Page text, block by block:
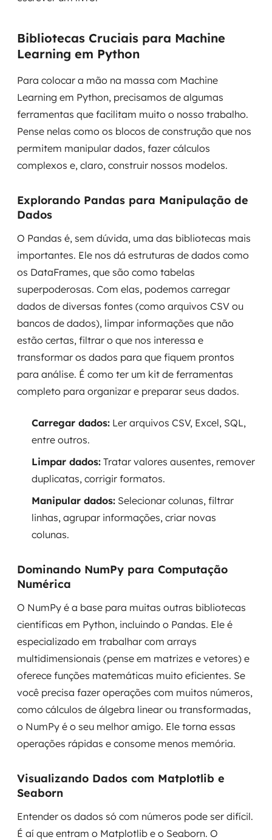
Bibliotecas Cruciais para Machine
Learning em Python
Para colocar a mão na massa com Machine
Learning em Python, precisamos de algumas
ferramentas que facilitam muito o nosso trabalho.
Pense nelas como os blocos de construção que nos
permitem manipular dados, fazer cálculos
complexos e, claro, construir nossos modelos.
Explorando Pandas para Manipulação de
Dados
O Pandas é, sem dúvida, uma das bibliotecas mais
importantes. Ele nos dá estruturas de dados como
os DataFrames, que são como tabelas
superpoderosas. Com elas, podemos carregar
dados de diversas fontes (como arquivos CSV ou
bancos de dados), limpar informações que não
estão certas, filtrar o que nos interessa e
transformar os dados para que fiquem prontos
para análise. É como ter um kit de ferramentas
completo para organizar e preparar seus dados.
Carregar dados: Ler arquivos CSV, Excel, SQL,
entre outros.
Limpar dados: Tratar valores ausentes, remover
duplicatas, corrigir formatos.
Manipular dados: Selecionar colunas, filtrar
linhas, agrupar informações, criar novas
colunas.
Dominando NumPy para Computação
Numérica
O NumPy é a base para muitas outras bibliotecas
científicas em Python, incluindo o Pandas. Ele é
especializado em trabalhar com arrays
multidimensionais (pense em matrizes e vetores) e
oferece funções matemáticas muito eficientes. Se
você precisa fazer operações com muitos números,
como cálculos de álgebra linear ou transformadas,
o NumPy é o seu melhor amigo. Ele torna essas
operações rápidas e consome menos memória.
Visualizando Dados com Matplotlib e
Seaborn
Entender os dados só com números pode ser difícil.
É aí que entram o Matplotlib e o Seaborn. O